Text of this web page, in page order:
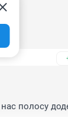
полосу